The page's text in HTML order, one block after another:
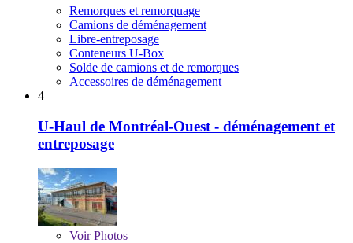
Remorques et remorquage
Camions de déménagement
Libre-entreposage
Conteneurs U-Box
Solde de camions et de remorques
Accessoires de déménagement
4
U-Haul de Montréal-Ouest - déménagement et
entreposage
VoirPhotos